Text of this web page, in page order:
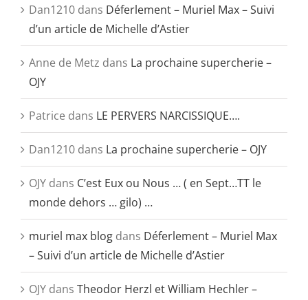
Dan1210 dans Déferlement – Muriel Max – Suivi
d’un article de Michelle d’Astier
Anne de Metz dans La prochaine supercherie –
OJY
Patrice dans LE PERVERS NARCISSIQUE….
Dan1210 dans La prochaine supercherie – OJY
OJY dans C’est Eux ou Nous … ( en Sept…TT le
monde dehors … gilo) …
muriel max blog dans Déferlement – Muriel Max
– Suivi d’un article de Michelle d’Astier
OJY dans Theodor Herzl et William Hechler –